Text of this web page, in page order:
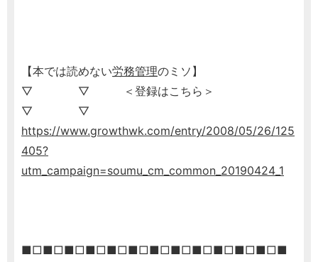
【本では読めない労務管理のミソ】
▽ ▽ ＜登録はこちら＞
▽ ▽
https://www.growthwk.com/entry/2008/05/26/125
405?
utm_campaign=soumu_cm_common_20190424_1
■□■□■□■□■□■□■□■□■□■□■□■□■